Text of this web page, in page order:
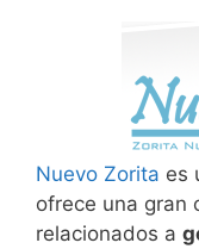
Nuevo Zorita es
ofrece una gran
relacionados a